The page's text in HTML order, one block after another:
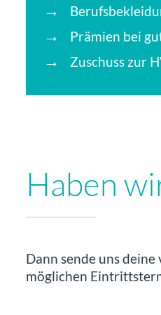
Prämien bei
Zuschuss zur
Haben
Dann sende uns
möglichen